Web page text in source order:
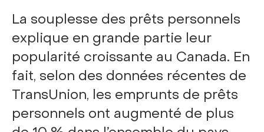
La souplesse des prêts personnels
explique en grande partie leur
popularité croissante au Canada. En
fait, selon des données récentes de
TransUnion, les emprunts de prêts
personnels ont augmenté de plus